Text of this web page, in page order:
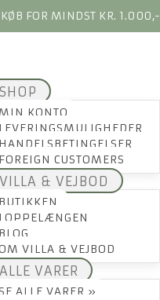
FOR MINDST KR. 1.000,-
SHOP
MIN KONTO
LEVERINGSMULIGHEDER
HANDELSBETINGELSER
FOREIGN CUSTOMERS
VILLA & VEJBOD
BUTIKKEN
LOPPELÆNGEN
BLOG
VILLA & VEJBOD
ALLE VARER
SE ALLE VARER »